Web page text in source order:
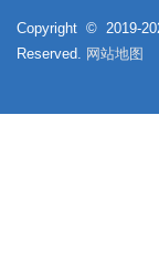
Copyright © 2019-
Reserved. 网站地图